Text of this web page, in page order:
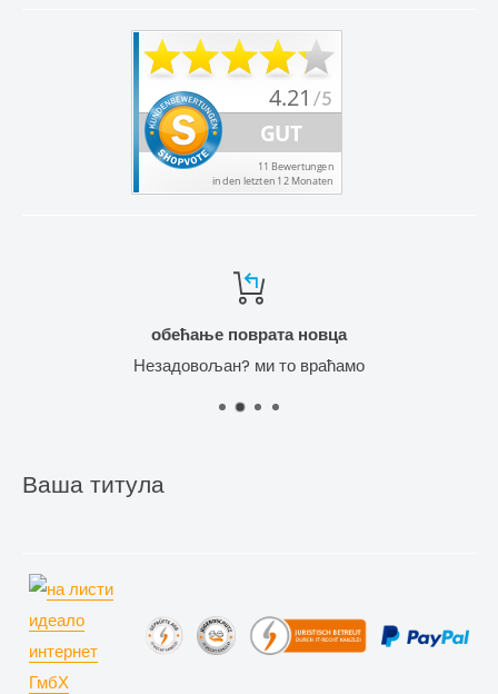
обећање поврата новца
Незадовољан? ми то враћамо
Ваша титула